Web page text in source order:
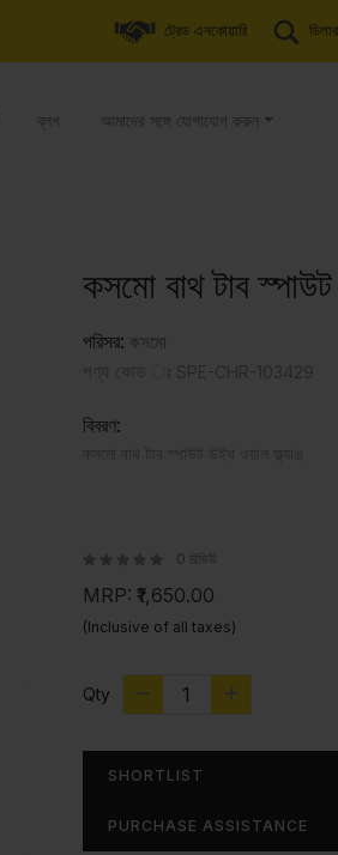
ট্রেড এনকোয়ারি
ব্লগ আমাদের সঙ্গে যোগাযোগ করুন
কসমো বাথ টাব স্পাউট
পরিসর: কসমো
বিবরণ:
0 রিভিউ
MRP: ₹1,650.00
(Inclusive of all taxes)
Qty
SHORTLIST
PURCHASE ASSISTANCE